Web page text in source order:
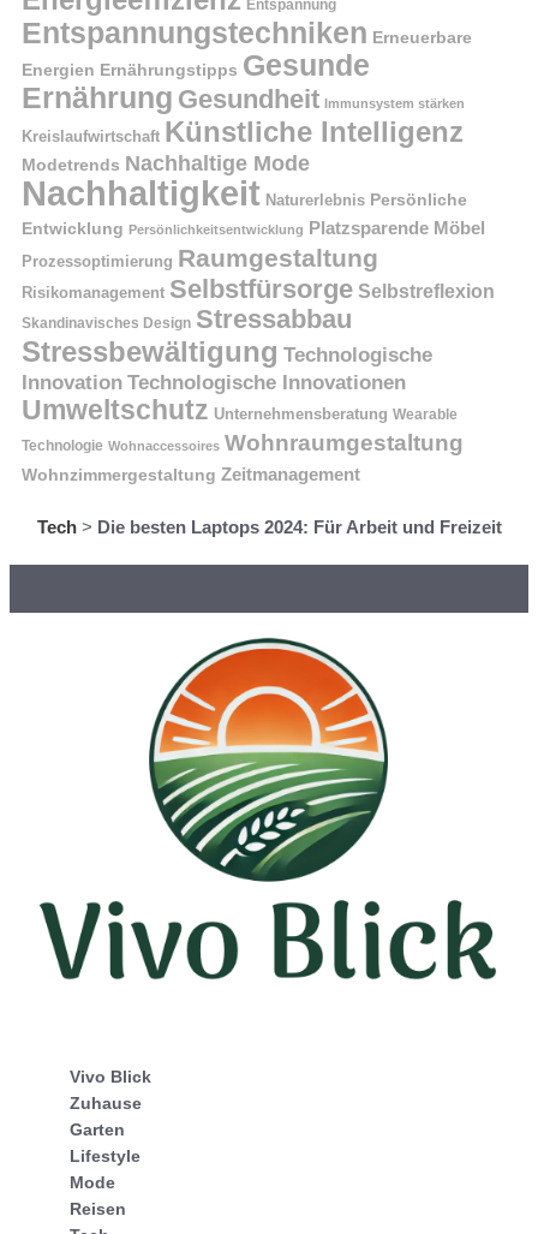
Entspannung
Entspannungstechniken Erneuerbare
Energien Ernährungstipps Gesunde
Ernährung Gesundheit Immunsystem stärken
Kreislaufwirtschaft Künstliche Intelligenz
Modetrends Nachhaltige Mode
Nachhaltigkeit Naturerlebnis Persönliche
Entwicklung Persönlichkeitsentwicklung Platzsparende Möbel
Prozessoptimierung Raumgestaltung
Risikomanagement Selbstfürsorge Selbstreflexion
Skandinavisches Design Stressabbau
Stressbewältigung Technologische
Innovation Technologische Innovationen
Umweltschutz Unternehmensberatung Wearable
Technologie Wohnaccessoires Wohnraumgestaltung
Wohnzimmergestaltung Zeitmanagement
Tech> Die besten Laptops 2024: Für Arbeit und Freizeit
Vivo Blick
Zuhause
Garten
Lifestyle
Mode
Reisen